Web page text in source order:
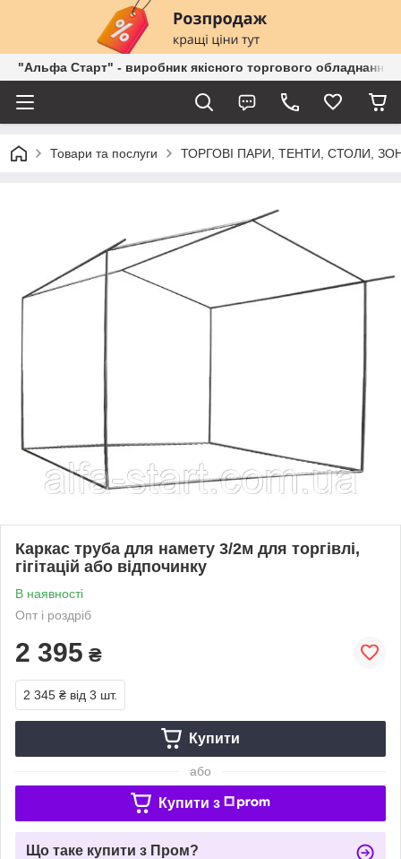
"Альфа Старт" - виробник якісного торгового обладнання
Товари та послуги ТОРГОВІ ПАРИ, ТЕНТИ, СТОЛИ,
Каркас труба для намету 3/2м для торгівлі,
гігітацій або відпочинку
В наявності
Опт і роздріб
2 395 ₴
2 345 ₴ від 3 шт.
Купити
або
Купити з
Що таке купити з Пром?